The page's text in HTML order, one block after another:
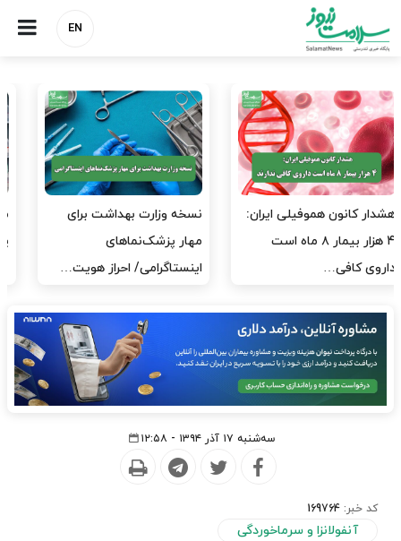
EN
مدیران پرستاری باید حامی
پرستاران باشند، نه عامل فشار
مدیریت سلامت، میدان
آزمون و خطا نیست
سه‌شنبه ۱۷ آذر ۱۳۹۴ - ۱۲:۵۸
کد خبر: 169764
آنفولانزا و سرماخوردگی